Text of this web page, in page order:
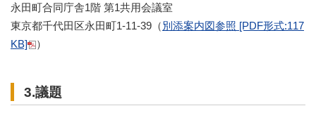
永田町合同庁舎1階 第1共用会議室
東京都千代田区永田町1-11-39（別添案内図参照 [PDF形式:117
KB]
）
3.議題